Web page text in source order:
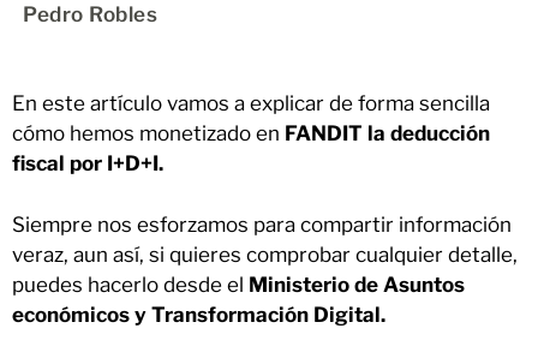
Pedro Robles
En este artículo vamos a explicar de forma sencilla
cómo hemos monetizado en FANDIT la deducción
fiscal por I+D+I.
Siempre nos esforzamos para compartir información
veraz, aun así, si quieres comprobar cualquier detalle,
puedes hacerlo desde el Ministerio de Asuntos
económicos y Transformación Digital.